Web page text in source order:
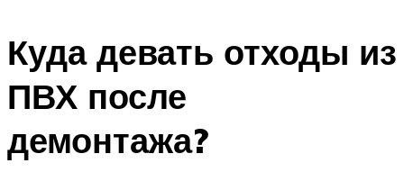
Куда девать отходы из
ПВХ после
демонтажа?